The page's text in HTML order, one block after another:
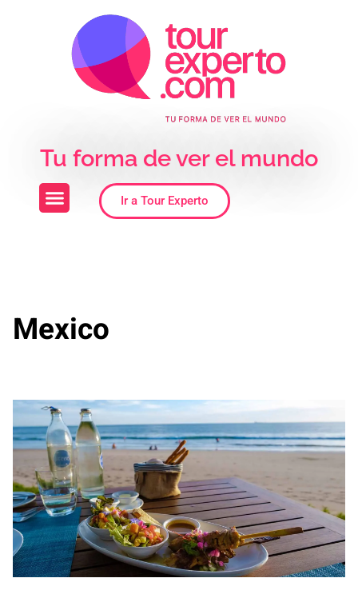
Tu forma de ver el mundo
Ir a Tour Experto
Mexico